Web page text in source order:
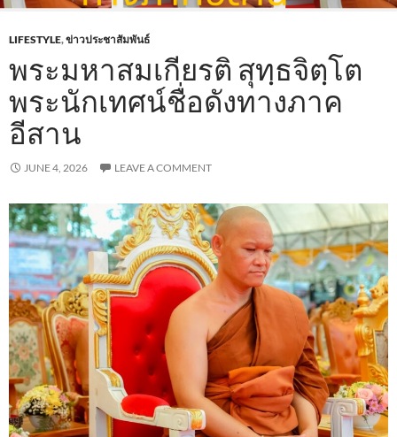
LIFESTYLE,ข่าวประชาสัมพันธ์
พระมหาสมเกียรติ สุทฺธจิตฺโต
พระนักเทศน์ชื่อดังทางภาค
อีสาน
JUNE 4, 2026 LEAVE A COMMENT